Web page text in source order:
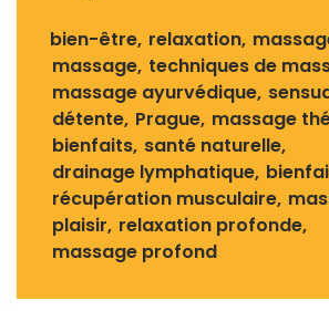
bien-être relaxation
massage techniques de
massage ayurvédique
détente Prague massage
bienfaits santé naturelle
drainage lymphatique
récupération musculaire
plaisir relaxation profonde
massage profond